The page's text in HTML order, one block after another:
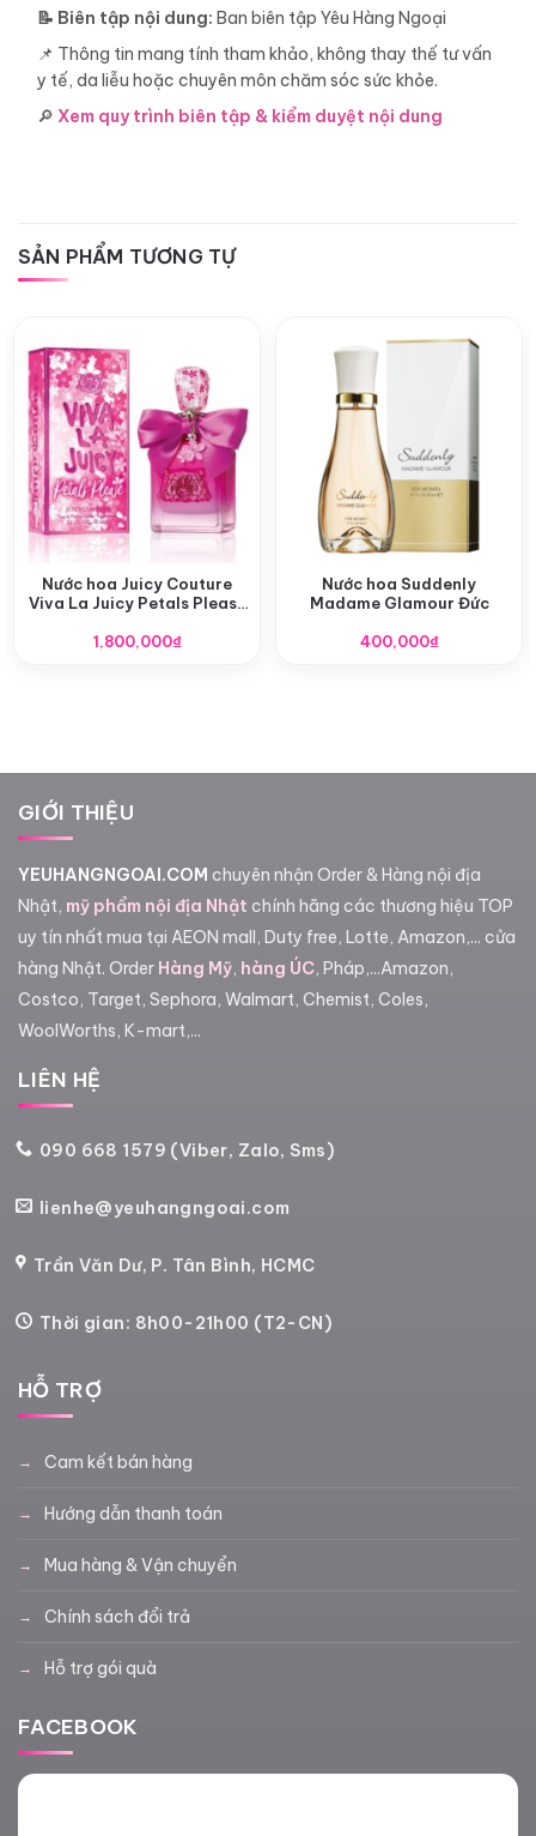
📝 Biên tập nội dung: Ban biên tập Yêu Hàng Ngoại
📌 Thông tin mang tính tham khảo, không thay thế tư vấn
y tế, da liễu hoặc chuyên môn chăm sóc sức khỏe.
🔎 Xem quy trình biên tập & kiểm duyệt nội dung
SẢN PHẨM TƯƠNG TỰ
Nước hoa Juicy Couture
Viva La Juicy Petals Please
1,800,000₫
Nước hoa Suddenly
Madame Glamour Đức
400,000₫
GIỚI THIỆU
YEUHANGNGOAI.COM chuyên nhận Order & Hàng nội địa
Nhật, mỹ phẩm nội địa Nhật chính hãng các thương hiệu TOP
uy tín nhất mua tại AEON mall, Duty free, Lotte, Amazon,... cửa
hàng Nhật. Order Hàng Mỹ, hàng ÚC, Pháp,...Amazon,
Costco, Target, Sephora, Walmart, Chemist, Coles,
WoolWorths, K-mart,...
LIÊN HỆ
090 668 1579 (Viber, Zalo, Sms)
lienhe@yeuhangngoai.com
Trần Văn Dư, P. Tân Bình, HCMC
Thời gian: 8h00-21h00 (T2-CN)
HỖ TRỢ
Cam kết bán hàng
Hướng dẫn thanh toán
Mua hàng & Vận chuyển
Chính sách đổi trả
Hỗ trợ gói quà
FACEBOOK